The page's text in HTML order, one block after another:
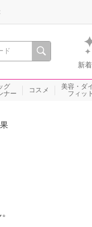
間を。通販・テレビショ
新
グ
ナー
コスメ
美容・ダ
フィッ